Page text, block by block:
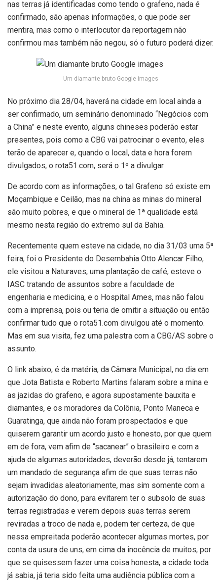
nas terras já identificadas como tendo o grafeno, nada é
confirmado, são apenas informações, o que pode ser
mentira, mas como o interlocutor da reportagem não
confirmou mas também não negou, só o futuro poderá dizer.
Um diamante bruto Google images
No próximo dia 28/04, haverá na cidade em local ainda a
ser confirmado, um seminário denominado “Negócios com
a China” e neste evento, alguns chineses poderão estar
presentes, pois como a CBG vai patrocinar o evento, eles
terão de aparecer e, quando o local, data e hora forem
divulgados, o rota51.com, será o 1º a divulgar.
De acordo com as informações, o tal Grafeno só existe em
Moçambique e Ceilão, mas na china as minas do mineral
são muito pobres, e que o mineral de 1ª qualidade está
mesmo nesta região do extremo sul da Bahia.
Recentemente quem esteve na cidade, no dia 31/03 uma 5ª
feira, foi o Presidente do Desembahia Otto Alencar Filho,
ele visitou a Naturaves, uma plantação de café, esteve o
IASC tratando de assuntos sobre a faculdade de
engenharia e medicina, e o Hospital Ames, mas não falou
com a imprensa, pois ou teria de omitir a situação ou então
confirmar tudo que o rota51.com divulgou até o momento.
Mas em sua visita, fez uma palestra com a CBG/AS sobre o
assunto.
O link abaixo, é da matéria, da Câmara Municipal, no dia em
que Jota Batista e Roberto Martins falaram sobre a mina e
as jazidas do grafeno, e agora supostamente bauxita e
diamantes, e os moradores da Colônia, Ponto Maneca e
Guaratinga, que ainda não foram prospectados e que
quiserem garantir um acordo justo e honesto, por que quem
em de fora, vem afim de “sacanear” o brasileiro e com a
ajuda de algumas autoridades, deverão desde já, tentarem
um mandado de segurança afim de que suas terras não
sejam invadidas aleatoriamente, mas sim somente com a
autorização do dono, para evitarem ter o subsolo de suas
terras registradas e verem depois suas terras serem
reviradas a troco de nada e, podem ter certeza, de que
nessa empreitada poderão acontecer algumas mortes, por
conta da usura de uns, em cima da inocência de muitos, por
que se quisessem fazer uma coisa honesta, a cidade toda
já sabia, já teria sido feita uma audiência pública com a